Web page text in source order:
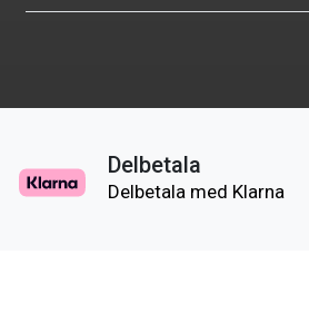
Delbetala
Delbetala med Klarna